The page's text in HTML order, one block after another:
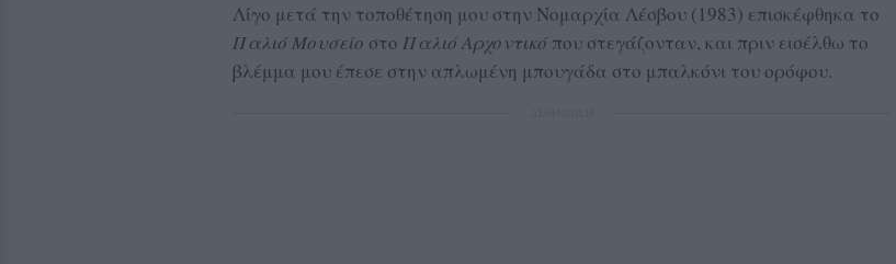
Λίγο μετά την τοποθέτηση μου στην Νομαρχία Λέσβου (1983) επισκέφθηκα το
Παλιό Μουσείο στο Παλιό Αρχοντικό που στεγάζονταν, και πριν εισέλθω το
βλέμμα μου έπεσε στην απλωμένη μπουγάδα στο μπαλκόνι του ορόφου.